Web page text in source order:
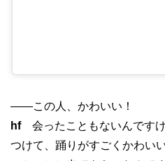
——この人、かわいい！
hf会ったこともないんです
つけて、踊りがすごくかわい